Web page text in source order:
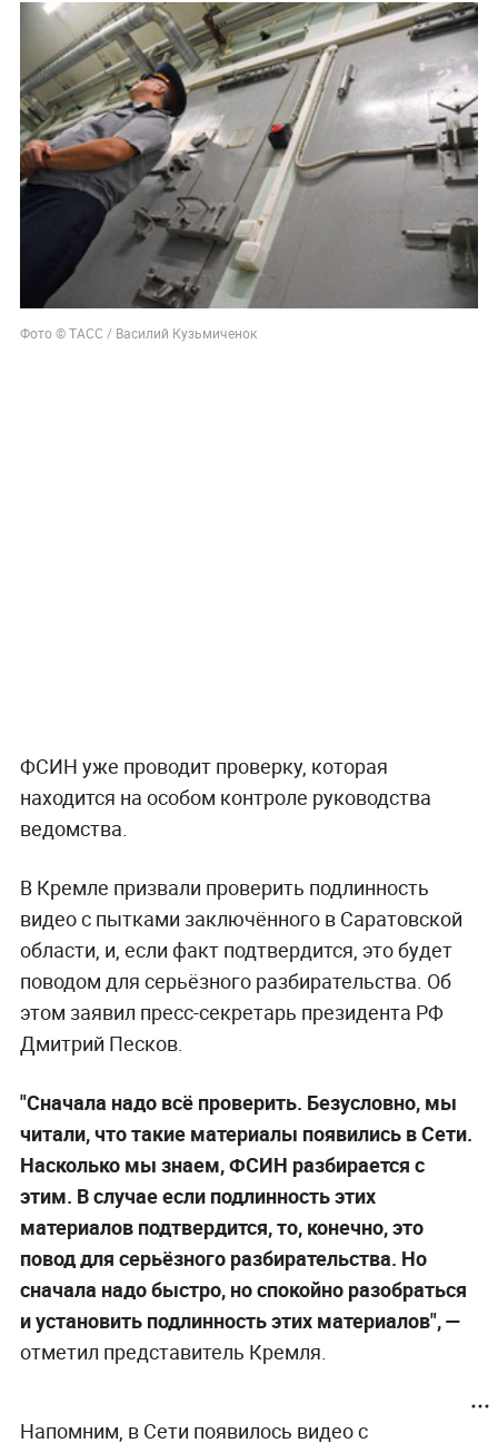
Фото © ТАСС / Василий Кузьмиченок
ФСИН уже проводит проверку, которая
находится на особом контроле руководства
ведомства.
В Кремле призвали проверить подлинность
видео с пытками заключённого в Саратовской
области, и, если факт подтвердится, это будет
поводом для серьёзного разбирательства. Об
этом заявил пресс-секретарь президента РФ
Дмитрий Песков.
"Сначала надо всё проверить. Безусловно, мы
читали, что такие материалы появились в Сети.
Насколько мы знаем, ФСИН разбирается с
этим. В случае если подлинность этих
материалов подтвердится, то, конечно, это
повод для серьёзного разбирательства. Но
сначала надо быстро, но спокойно разобраться
и установить подлинность этих материалов", —
отметил представитель Кремля.
Напомним, в Сети появилось видео с